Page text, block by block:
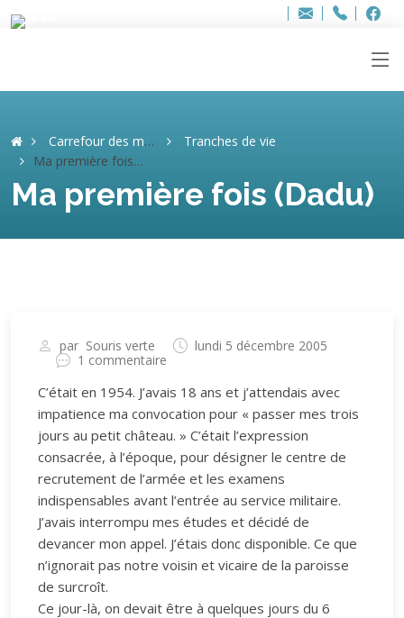
Adresse
info..hâthe..
Tel.
Tel.
Carrefour des mémoires
Tranches de vie
Ma première fois (Dadu)
Ma première fois (Dadu)
par Souris verte
lundi 5 décembre 2005
1 commentaire
C’était en 1954. J’avais 18 ans et j’attendais avec
impatience ma convocation pour « passer mes trois
jours au petit château. » C’était l’expression
consacrée, à l’époque, pour désigner le centre de
recrutement de l’armée et les examens
indispensables avant l’entrée au service militaire.
J’avais interrompu mes études et décidé de
devancer mon appel. J’étais donc disponible. Ce que
n’ignorait pas notre voisin et vicaire de la paroisse
de surcroît.
Ce jour-là, on devait être à quelques jours du 6